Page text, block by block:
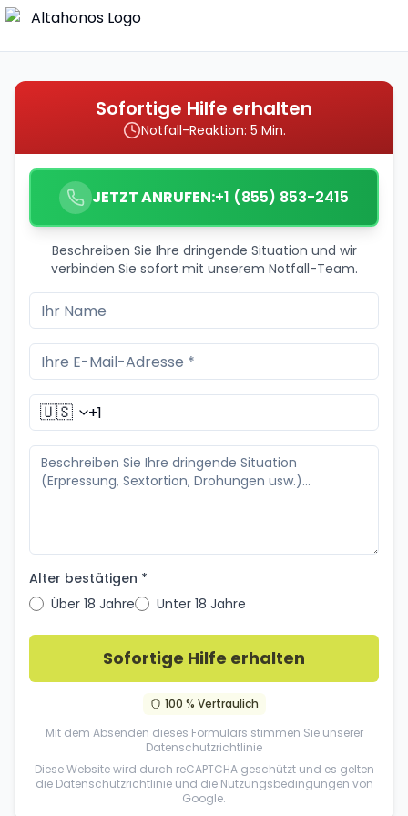
Sofortige Hilfe erhalten
Notfall-Reaktion: 5 Min.
JETZT ANRUFEN:+1 (855) 853-2415
Beschreiben Sie Ihre dringende Situation und wir
verbinden Sie sofort mit unserem Notfall-Team.
🇺🇸
Alter bestätigen *
Über 18 Jahre
Unter 18 Jahre
Sofortige Hilfe erhalten
100 % Vertraulich
Mit dem Absenden dieses Formulars stimmen Sie unserer
Datenschutzrichtlinie
Diese Website wird durch reCAPTCHA geschützt und es gelten
die Datenschutzrichtlinie und die Nutzungsbedingungen von
Google.